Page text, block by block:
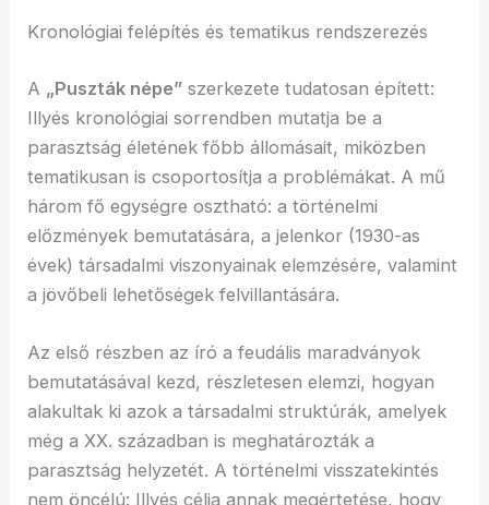
Kronológiai felépítés és tematikus rendszerezés
A „Puszták népe” szerkezete tudatosan épített:
Illyés kronológiai sorrendben mutatja be a
parasztság életének főbb állomásait, miközben
tematikusan is csoportosítja a problémákat. A mű
három fő egységre osztható: a történelmi
előzmények bemutatására, a jelenkor (1930-as
évek) társadalmi viszonyainak elemzésére, valamint
a jövőbeli lehetőségek felvillantására.
Az első részben az író a feudális maradványok
bemutatásával kezd, részletesen elemzi, hogyan
alakultak ki azok a társadalmi struktúrák, amelyek
még a XX. században is meghatározták a
parasztság helyzetét. A történelmi visszatekintés
nem öncélú: Illyés célja annak megértetése, hogy